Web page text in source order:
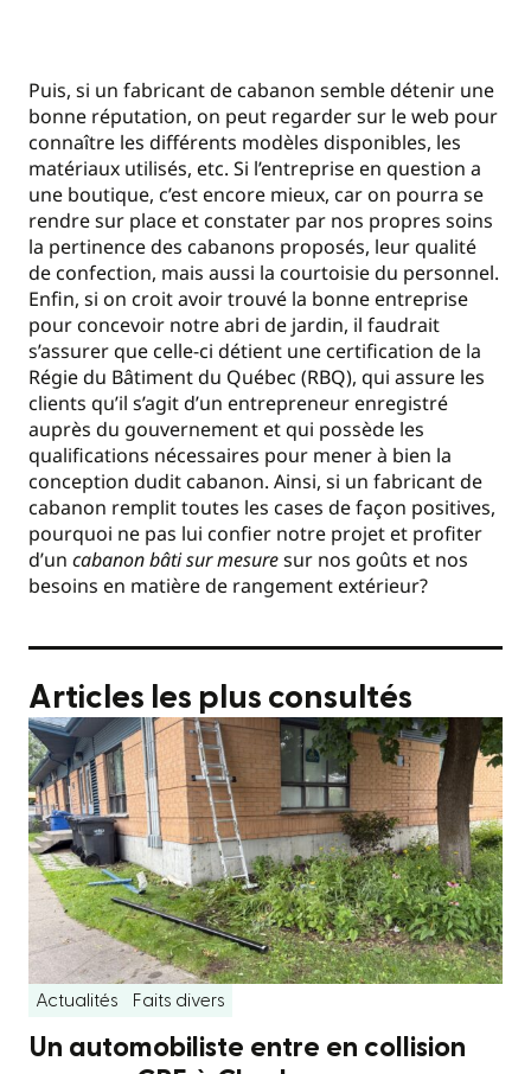
Puis, si un fabricant de cabanon semble détenir une
bonne réputation, on peut regarder sur le web pour
connaître les différents modèles disponibles, les
matériaux utilisés, etc. Si l’entreprise en question a
une boutique, c’est encore mieux, car on pourra se
rendre sur place et constater par nos propres soins
la pertinence des cabanons proposés, leur qualité
de confection, mais aussi la courtoisie du personnel.
Enfin, si on croit avoir trouvé la bonne entreprise
pour concevoir notre abri de jardin, il faudrait
s’assurer que celle-ci détient une certification de la
Régie du Bâtiment du Québec (RBQ), qui assure les
clients qu’il s’agit d’un entrepreneur enregistré
auprès du gouvernement et qui possède les
qualifications nécessaires pour mener à bien la
conception dudit cabanon. Ainsi, si un fabricant de
cabanon remplit toutes les cases de façon positives,
pourquoi ne pas lui confier notre projet et profiter
d’un cabanon bâti sur mesuresur nos goûts et nos
besoins en matière de rangement extérieur?
Articles les plus consultés
Actualités Faits divers
Un automobiliste entre en collision